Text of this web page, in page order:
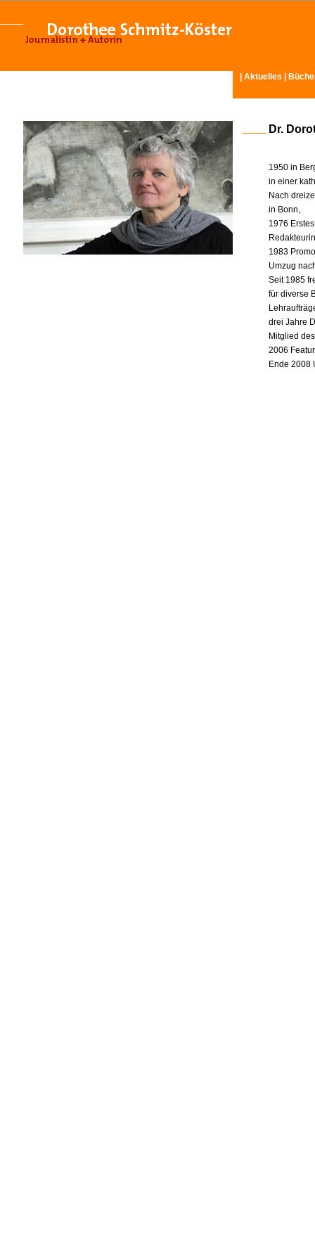
Aktuelles
Dr.
1950 in
in einer
Nach
in Bonn,
1976
1983
Umzug
Seit 1985
für diverse
drei Jahre
Mitglied
2006
Ende 2008